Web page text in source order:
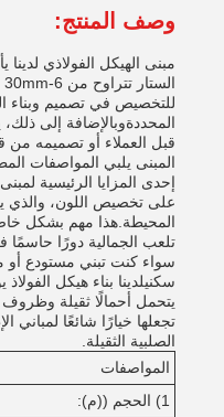
وصف المنتج:
مبنى الهيكل الفولاذي
للتخصيص في تصميم وبناء
المحددةوبالإضافة إلى
قبل العملاء أو تصميمه من
المبنى يلبي المواصفات
إحدى المزايا الرئيسية
على تخصيص اللون، والذي
المحيطة.هذا مهم بشكل خاص
تلعب الجمالية دورًا حاسمًا
سواء كنت تبني مستودع أو
سكنيلدينا بناء هيكل
يتحمل أحمالًا ثقيلة
تجعلها خيارًا شائعًا لمباني
الصلبية الثقيلة.
المواصفات
1) الحجم ((م):